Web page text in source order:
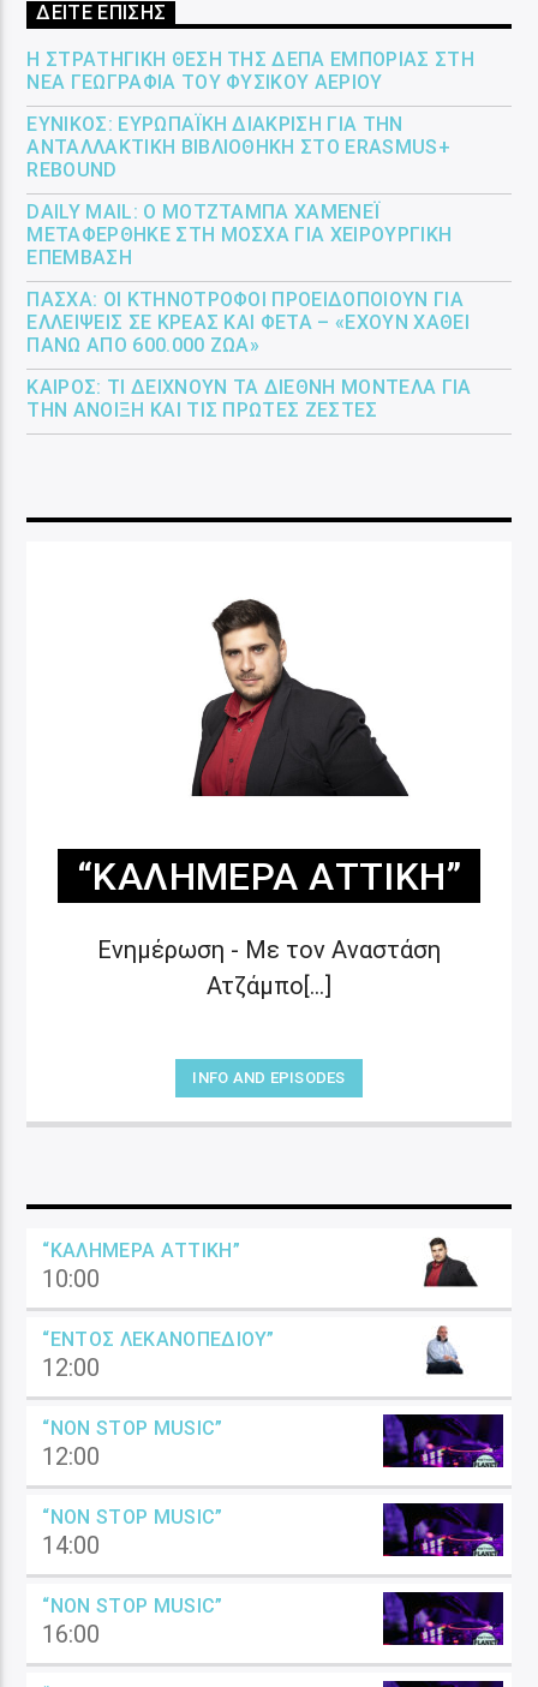
ΔΕΙΤΕ ΕΠΙΣΗΣ
Η ΣΤΡΑΤΗΓΙΚΉ ΘΈΣΗ ΤΗΣ ΔΕΠΑ ΕΜΠΟΡΊΑΣ ΣΤΗ
ΝΈΑ ΓΕΩΓΡΑΦΊΑ ΤΟΥ ΦΥΣΙΚΟΎ ΑΕΡΊΟΥ
ΕΎΝΙΚΟΣ: ΕΥΡΩΠΑΪΚΉ ΔΙΆΚΡΙΣΗ ΓΙΑ ΤΗΝ
ΑΝΤΑΛΛΑΚΤΙΚΉ ΒΙΒΛΙΟΘΉΚΗ ΣΤΟ ERASMUS+
REBOUND
DAILY MAIL: Ο ΜΟΤΖΤΆΜΠΑ ΧΑΜΕΝΕΪ́
ΜΕΤΑΦΈΡΘΗΚΕ ΣΤΗ ΜΌΣΧΑ ΓΙΑ ΧΕΙΡΟΥΡΓΙΚΉ
ΕΠΈΜΒΑΣΗ
ΠΆΣΧΑ: ΟΙ ΚΤΗΝΟΤΡΌΦΟΙ ΠΡΟΕΙΔΟΠΟΙΟΎΝ ΓΙΑ
ΕΛΛΕΊΨΕΙΣ ΣΕ ΚΡΈΑΣ ΚΑΙ ΦΈΤΑ – «ΈΧΟΥΝ ΧΑΘΕΊ
ΠΆΝΩ ΑΠΌ 600.000 ΖΏΑ»
ΚΑΙΡΌΣ: ΤΙ ΔΕΊΧΝΟΥΝ ΤΑ ΔΙΕΘΝΉ ΜΟΝΤΈΛΑ ΓΙΑ
ΤΗΝ ΆΝΟΙΞΗ ΚΑΙ ΤΙΣ ΠΡΏΤΕΣ ΖΈΣΤΕΣ
“ΚΑΛΗΜΈΡΑ ΑΤΤΙΚΉ”
Ενημέρωση - Με τον Αναστάση
Ατζάμπο[...]
INFO AND EPISODES
“ΚΑΛΗΜΈΡΑ ΑΤΤΙΚΉ”
10:00
“ΕΝΤΌΣ ΛΕΚΑΝΟΠΕΔΊΟΥ”
12:00
“NON STOP MUSIC”
12:00
“NON STOP MUSIC”
14:00
“NON STOP MUSIC”
16:00